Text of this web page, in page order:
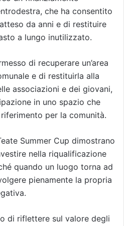
che ha consentito
da anni e di restituire
a lungo inutilizzato.
di recuperare un’area
e di restituirla alla
associazioni e dei giovani,
in uno spazio che
per la comunità.
Summer Cup dimostrano
nella riqualificazione
quando un luogo torna ad
pienamente la propria
di riflettere sul valore degli